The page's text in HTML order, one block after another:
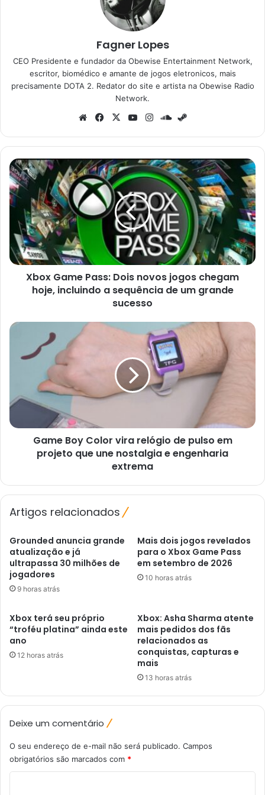
Fagner Lopes
CEO Presidente e fundador da Obewise Entertainment Network,
escritor, biomédico e amante de jogos eletronicos, mais
precisamente DOTA 2. Redator do site e artista na Obewise Radio
Network.
WebsiteFacebook
X YouTubeInstagramSoundCloud
Xbox
Game
Pass:
Dois
novos
jogos
chegam
hoje,
incluindo
sequência
grande
Xbox Game Pass: Dois novos jogos chegam
hoje, incluindo a sequência de um grande
sucesso
Game
pulso
projeto
engenharia
Game Boy Color vira relógio de pulso em
projeto que une nostalgia e engenharia
extrema
Artigos relacionados
Grounded anuncia grande
atualização e já
ultrapassa 30 milhões de
jogadores
9 horas atrás
Mais dois jogos revelados
para o Xbox Game Pass
em setembro de 2026
10 horas atrás
Xbox terá seu próprio
“troféu platina” ainda este
ano
12 horas atrás
Xbox: Asha Sharma atente
mais pedidos dos fãs
relacionados as
conquistas, capturas e
mais
13 horas atrás
Deixe um comentário
O seu endereço de e-mail não será publicado. Campos
obrigatórios são marcados com *